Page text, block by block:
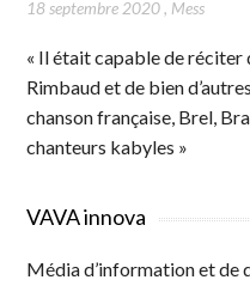
18 septembre 2020, Mess
« Il était capable de réciter
Rimbaud et de bien
chanson française, Brel,
chanteurs kabyles »
VAVA innova
Média d’information et de